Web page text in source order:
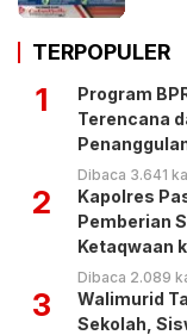
TERPOPULER
1
Program
Terencana
Dibaca 3.641
2
Kapolres
Pemberian
Ketaqwaan
Dibaca 2.089
3
Walimurid
Sekolah,